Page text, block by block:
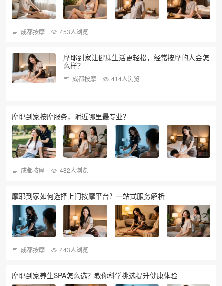
成都按摩 453人浏览
摩耶到家让健康生活更轻松，经常按摩的人会怎
么样？
成都按摩 414人浏览
摩耶到家按摩服务，附近哪里最专业？
成都按摩 482人浏览
摩耶到家如何选择上门按摩平台？一站式服务解析
成都按摩 443人浏览
摩耶到家养生SPA怎么选？教你科学挑选提升健康体验